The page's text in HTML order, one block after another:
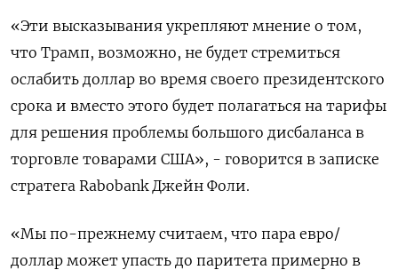
«Эти высказывания укрепляют мнение о том,
что Трамп, возможно, не будет стремиться
ослабить доллар во время своего президентского
срока и вместо этого будет полагаться на тарифы
для решения проблемы большого дисбаланса в
торговле товарами США», - говорится в записке
стратега Rabobank Джейн Фоли.
«Мы по-прежнему считаем, что пара евро/
доллар может упасть до паритета примерно в